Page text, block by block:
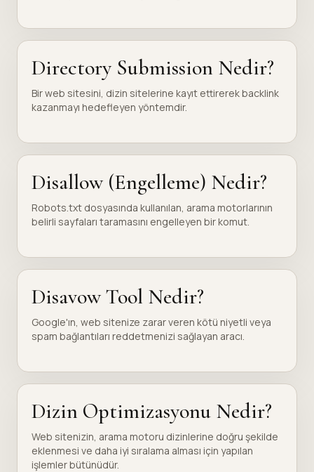
Directory Submission Nedir?
Bir web sitesini, dizin sitelerine kayıt ettirerek backlink
kazanmayı hedefleyen yöntemdir.
Disallow (Engelleme) Nedir?
Robots.txt dosyasında kullanılan, arama motorlarının
belirli sayfaları taramasını engelleyen bir komut.
Disavow Tool Nedir?
Google'ın, web sitenize zarar veren kötü niyetli veya
spam bağlantıları reddetmenizi sağlayan aracı.
Dizin Optimizasyonu Nedir?
Web sitenizin, arama motoru dizinlerine doğru şekilde
eklenmesi ve daha iyi sıralama alması için yapılan
işlemler bütünüdür.